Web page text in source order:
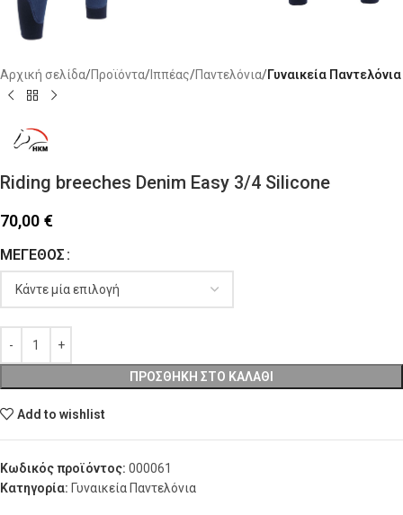
Αρχική σελίδα Προϊόντα Ιππέας Παντελόνια Γυναικεία Παντελόνια
Riding breeches Denim Easy 3/4 Silicone
70,00 €
ΜΈΓΕΘΟΣ
ΠΡΟΣΘΉΚΗ ΣΤΟ ΚΑΛΆΘΙ
Add to wishlist
Κωδικός προϊόντος: 000061
Κατηγορία: Γυναικεία Παντελόνια